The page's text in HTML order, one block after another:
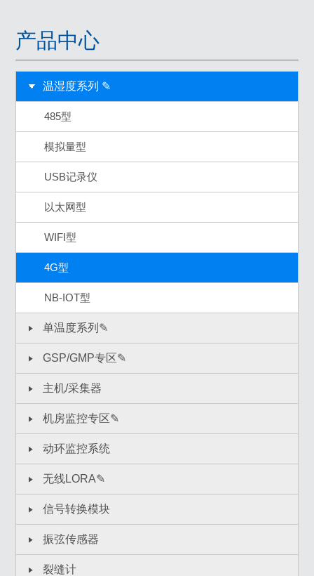
产品中心
温湿度系列 ✎
485型
模拟量型
USB记录仪
以太网型
WIFI型
4G型
NB-IOT型
单温度系列✎
GSP/GMP专区✎
主机/采集器
机房监控专区✎
动环监控系统
无线LORA✎
信号转换模块
振弦传感器
裂缝计